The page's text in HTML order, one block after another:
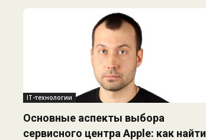
IT-технологии
Основные аспекты выбора
сервисного центра Apple: как найти